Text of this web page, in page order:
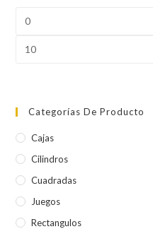
Categorías De Producto
Cajas
Cilindros
Cuadradas
Juegos
Rectangulos